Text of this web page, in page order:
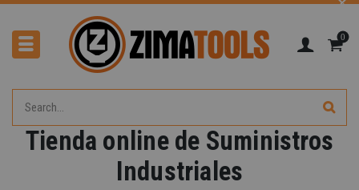
0
Tienda online de Suministros
Industriales